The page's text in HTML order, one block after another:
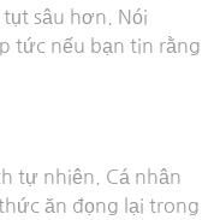
sâu hơn. Nói
tức nếu bạn tin rằng
tự nhiên. Cá nhân
ăn đọng lại trong